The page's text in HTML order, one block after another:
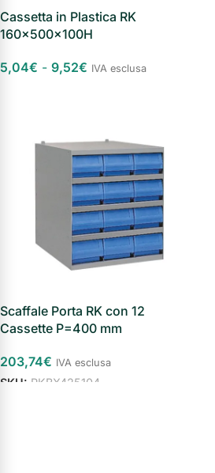
Cassetta in Plastica RK
160x500x100H
5,04€ - 9,52€ IVA esclusa
Scaffale Porta RK con 12
Cassette P=400 mm
203,74€ IVA esclusa
SKU: RKBX425104